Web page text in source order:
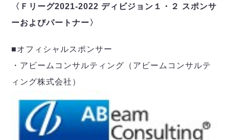
個人ランキング｜シュート成功率
個人ランキング｜第2PK
メットライフ生命Ｆリーグカップ 2026
試合日程・結果
大会概要
アリーナ情報
チケット情報
過去の記録
ヴォスクオーレ仙台
マルバ水戸FC
Y．S．C．C．横浜
ヴィンセドール白山
アグレミーナ浜松
デウソン神戸
ポルセイド浜田
ミラクルスマイル新居浜
リーグ統計データ
ハットトリック
担当審判員
エスポラーダ北海道
バルドラール浦安
DIVISION02
〈Ｆリーグ2021-2022 ディビジョン１・２ スポンサ
ーおよびパートナー〉
■オフィシャルスポンサー
・アビームコンサルティング（アビームコンサルテ
ィング株式会社）